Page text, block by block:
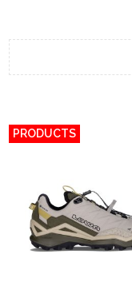
PRODUCTS